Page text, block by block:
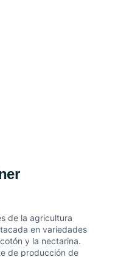
de la agricultura
en variedades
y la nectarina.
de producción de